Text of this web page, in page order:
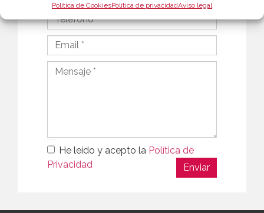
Política de CookiesPolítica de privacidadAviso legal
He leído y acepto la Política de
Privacidad